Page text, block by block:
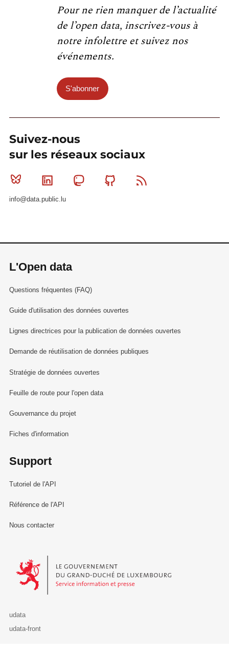
Pour ne rien manquer de l’actualité
de l’open data, inscrivez-vous à
notre infolettre et suivez nos
événements.
S'abonner
Suivez-nous
sur les réseaux sociaux
Bluesky Linkedin MastodonGithub
info@data.public.lu
L'Open data
Questions fréquentes (FAQ)
Guide d'utilisation des données ouvertes
Lignes directrices pour la publication de données ouvertes
Demande de réutilisation de données publiques
Stratégie de données ouvertes
Feuille de route pour l'open data
Gouvernance du projet
Fiches d'information
Support
Tutoriel de l'API
Référence de l'API
Nous contacter
Le Gouvernement du Grand-Duché de Luxembourg - Service
udata
udata-front